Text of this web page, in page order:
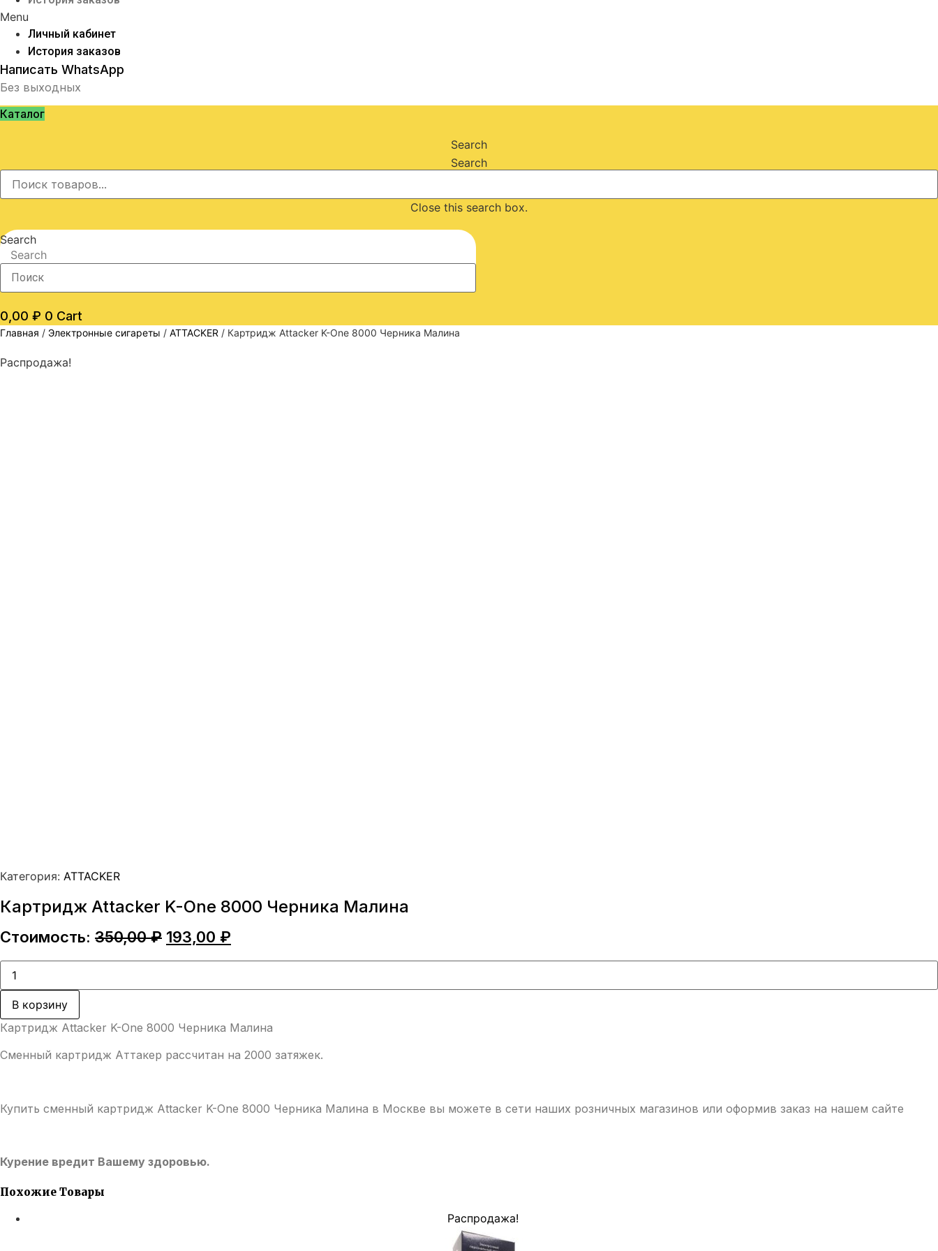
Menu
Личный кабинет
История заказов
Написать WhatsApp
Без выходных
Каталог
Search
Search
Close this search box.
Search
Search
0,00 ₽ 0 Cart
Главная / Электронные сигареты / ATTACKER / Картридж Attacker K-One 8000 Черника Малина
Распродажа!
Категория: ATTACKER
Картридж Attacker K-One 8000 Черника Малина
Стоимость: 350,00₽ Первоначальная
составляла
193,00 ₽
193,00 ₽.
Количество
товара
Картридж
Attacker
One
8000
Малина
В корзину
Картридж Attacker K-One 8000 Черника Малина
Сменный картридж Аттакер рассчитан на 2000 затяжек.
Купить сменный картридж Attacker K-One 8000 Черника Малина в Москве вы можете в сети наших розничных магазинов или оформив заказ на нашем сайте
Курение вредит Вашему здоровью.
Похожие Товары
Распродажа!